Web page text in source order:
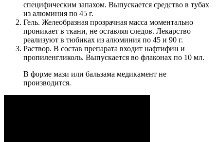
специфическим запахом. Выпускается средство в тубах
из алюминия по 45 г.
Гель. Желеобразная прозрачная масса моментально
проникает в ткани, не оставляя следов. Лекарство
реализуют в тюбиках из алюминия по 45 и 90 г.
Раствор. В состав препарата входит нафтифин и
пропиленгликоль. Выпускается во флаконах по 10 мл.
В форме мази или бальзама медикамент не
производится.